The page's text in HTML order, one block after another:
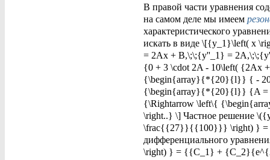
В правой части уравнения
на самом деле мы имеем
характеристического
искать в виде \[{y_1}\left( x
= 2Ax + B,\;\;{y''_1} =
{0 + 3 \cdot 2A - 10\left( {2Ax
{\begin{array}{*{20}{l}} { -
{\begin{array}{*{20}{l}} {A
{\Rightarrow \left\{
\right..} \] Частное решение
\frac{{27}}{{100}}} \right) } =
дифференциального
\right) } = {{C_1} +